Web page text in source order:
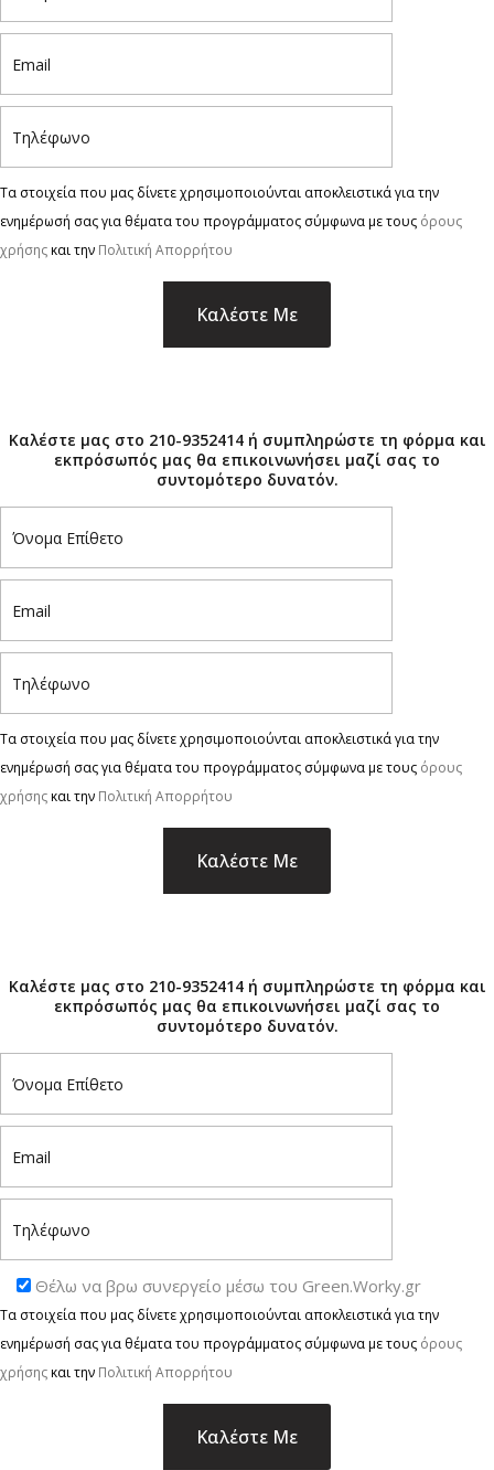
Τα στοιχεία που μας δίνετε χρησιμοποιούνται αποκλειστικά για την
ενημέρωσή σας για θέματα του προγράμματος σύμφωνα με τους όρους
χρήσηςκαι την Πολιτική Απορρήτου
Καλέστε μας στο 210-9352414 ή συμπληρώστε τη φόρμα και
εκπρόσωπός μας θα επικοινωνήσει μαζί σας το
συντομότερο δυνατόν.
Τα στοιχεία που μας δίνετε χρησιμοποιούνται αποκλειστικά για την
ενημέρωσή σας για θέματα του προγράμματος σύμφωνα με τους όρους
χρήσηςκαι την Πολιτική Απορρήτου
Καλέστε μας στο 210-9352414 ή συμπληρώστε τη φόρμα και
εκπρόσωπός μας θα επικοινωνήσει μαζί σας το
συντομότερο δυνατόν.
Θέλω να βρω συνεργείο μέσω του Green.Worky.gr
Τα στοιχεία που μας δίνετε χρησιμοποιούνται αποκλειστικά για την
ενημέρωσή σας για θέματα του προγράμματος σύμφωνα με τους όρους
χρήσηςκαι την Πολιτική Απορρήτου